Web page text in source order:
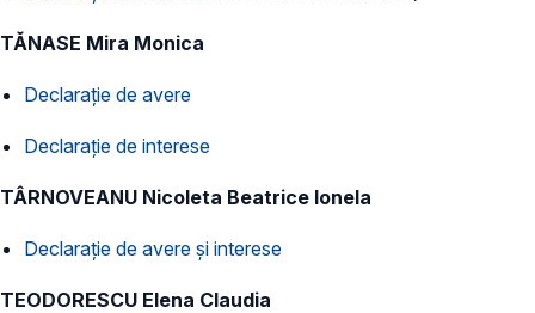
TĂNASE Mira Monica
Declarație de avere
Declarație de interese
TÂRNOVEANU Nicoleta Beatrice Ionela
Declarație de avere și interese
TEODORESCU Elena Claudia